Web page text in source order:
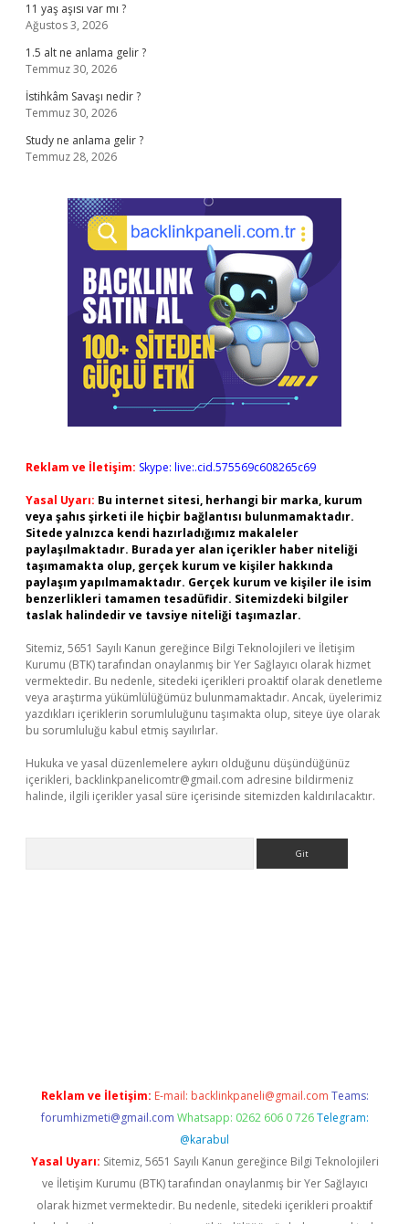
11 yaş aşısı var mı ?
Ağustos 3, 2026
1.5 alt ne anlama gelir ?
Temmuz 30, 2026
İstihkâm Savaşı nedir ?
Temmuz 30, 2026
Study ne anlama gelir ?
Temmuz 28, 2026
Reklam ve İletişim: Skype: live:.cid.575569c608265c69
Yasal Uyarı: Bu internet sitesi, herhangi bir marka, kurum
veya şahıs şirketi ile hiçbir bağlantısı bulunmamaktadır.
Sitede yalnızca kendi hazırladığımız makaleler
paylaşılmaktadır. Burada yer alan içerikler haber niteliği
taşımamakta olup, gerçek kurum ve kişiler hakkında
paylaşım yapılmamaktadır. Gerçek kurum ve kişiler ile isim
benzerlikleri tamamen tesadüfidir. Sitemizdeki bilgiler
taslak halindedir ve tavsiye niteliği taşımazlar.
Sitemiz, 5651 Sayılı Kanun gereğince Bilgi Teknolojileri ve İletişim
Kurumu (BTK) tarafından onaylanmış bir Yer Sağlayıcı olarak hizmet
vermektedir. Bu nedenle, sitedeki içerikleri proaktif olarak denetleme
veya araştırma yükümlülüğümüz bulunmamaktadır. Ancak, üyelerimiz
yazdıkları içeriklerin sorumluluğunu taşımakta olup, siteye üye olarak
bu sorumluluğu kabul etmiş sayılırlar.
Hukuka ve yasal düzenlemelere aykırı olduğunu düşündüğünüz
içerikleri, backlinkpanelicomtr@gmail.com adresine bildirmeniz
halinde, ilgili içerikler yasal süre içerisinde sitemizden kaldırılacaktır.
Reklam ve İletişim: E-mail: backlinkpaneli@gmail.com Teams:
forumhizmeti@gmail.com Whatsapp: 0262 606 0 726 Telegram:
@karabul
Yasal Uyarı: Sitemiz, 5651 Sayılı Kanun gereğince Bilgi Teknolojileri
ve İletişim Kurumu (BTK) tarafından onaylanmış bir Yer Sağlayıcı
olarak hizmet vermektedir. Bu nedenle, sitedeki içerikleri proaktif